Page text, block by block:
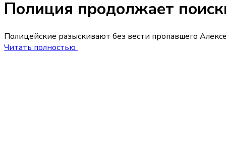
Полиция продолжает
Полицейские разыскивают без вести пропавшего
Читать полностью